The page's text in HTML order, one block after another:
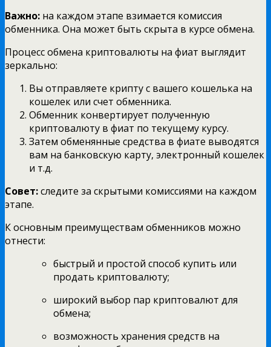
Важно: на каждом этапе взимается комиссия
обменника. Она может быть скрыта в курсе обмена.
Процесс обмена криптовалюты на фиат выглядит
зеркально:
Вы отправляете крипту с вашего кошелька на
кошелек или счет обменника.
Обменник конвертирует полученную
криптовалюту в фиат по текущему курсу.
Затем обменянные средства в фиате выводятся
вам на банковскую карту, электронный кошелек
и т.д.
Совет:следите за скрытыми комиссиями на каждом
этапе.
К основным преимуществам обменников можно
отнести:
быстрый и простой способ купить или
продать криптовалюту;
широкий выбор пар криптовалют для
обмена;
возможность хранения средств на